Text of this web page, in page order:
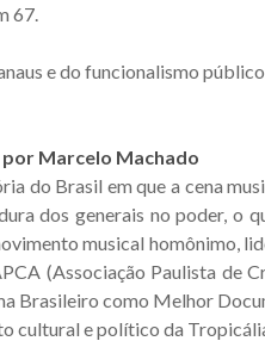
67.
e do funcionalismo
Marcelo Machado
do Brasil em que a cena
dos generais no poder, o
musical homônimo,
(Associação Paulista de
Brasileiro como Melhor
cultural e político da